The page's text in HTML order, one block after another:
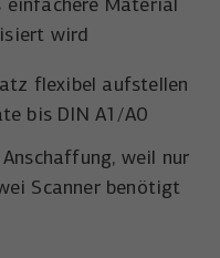
wird
flexibel aufstellen
bis DIN A1/A0
weil nur
Scanner benötigt